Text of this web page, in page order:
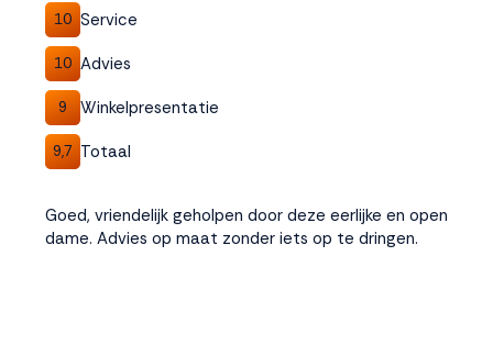
10 Service
10 Advies
9 Winkelpresentatie
9,7 Totaal
Goed, vriendelijk geholpen door deze eerlijke en open
dame. Advies op maat zonder iets op te dringen.